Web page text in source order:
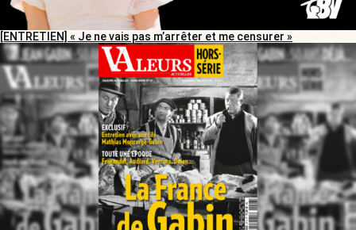
[ENTRETIEN] « Je ne vais pas m’arrêter et me censurer »